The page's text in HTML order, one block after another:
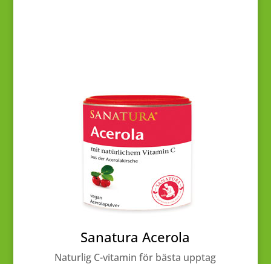
Sanatura Acerola
Naturlig C-vitamin för bästa upptag